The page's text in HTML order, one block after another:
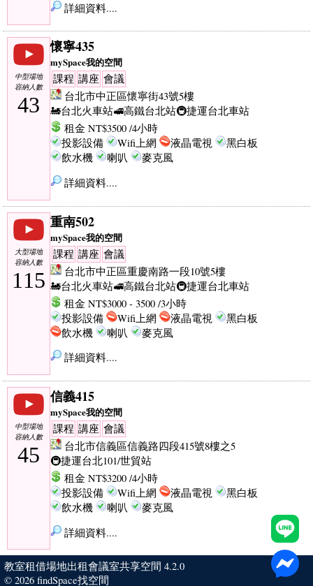
詳細資料....
中型場地
容納人數
43
懷寧435
mySpace我的空間
課程 講座 會議
台北市中正區懷寧街43號5樓
🚂台北火車站🚅高鐵台北站🚇捷運台北車站
租金 NT$3500 /4小時
投影設備
Wifi上網 液晶電視
黑白板
飲水機
喇叭
麥克風
詳細資料....
大型場地
容納人數
115
重南502
mySpace我的空間
課程 講座 會議
台北市中正區重慶南路一段10號5樓
🚂台北火車站🚅高鐵台北站🚇捷運台北車站
租金 NT$3000 - 3500 /3小時
投影設備
Wifi上網 液晶電視
黑白板
飲水機
喇叭
麥克風
詳細資料....
中型場地
容納人數
45
信義415
mySpace我的空間
課程 講座 會議
台北市信義區信義路四段415號8樓之5
🚇捷運台北101/世貿站
租金 NT$3200 /4小時
投影設備
Wifi上網 液晶電視
黑白板
飲水機
喇叭
麥克風
詳細資料....
教室租借場地出租會議室共享空間 4.2.0
© 2026 findSpace找空間